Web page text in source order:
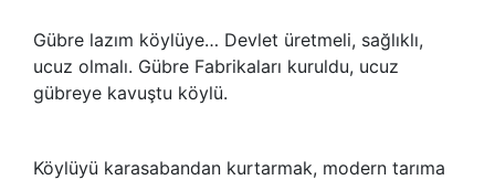
Gübre lazım köylüye… Devlet üretmeli, sağlıklı,
ucuz olmalı. Gübre Fabrikaları kuruldu, ucuz
gübreye kavuştu köylü.
Köylüyü karasabandan kurtarmak, modern tarıma